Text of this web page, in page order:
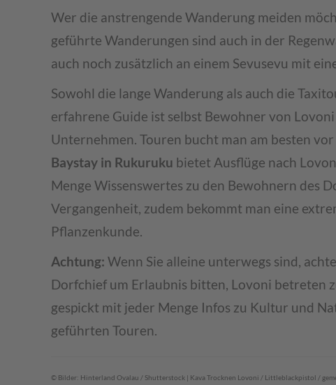
Wer die anstrengende Wanderung meiden
geführte Wanderungen sind auch in der
auch noch zusätzlich an einem Sevusevu mit
Sowohl die lange Wanderung als auch die
erfahrene Guide ist selbst Bewohner von
Unternehmen. Touren bucht man am besten
Baystay in Rukuruku bietet Ausflüge nach
Menge Wissenswertes zu den Bewohnern des
Vergangenheit, zudem bekommt man eine
Pflanzenkunde.
Achtung: Wenn Sie alleine unterwegs sind,
Dorfchief um Erlaubnis bitten, Lovoni betreten
gespickt mit jeder Menge Infos zu Kultur und
geführten Touren.
© Bilder: Hinterland Ovalau / Shutterstock | Kava Trocknen Lovoni / Littleblackpistol /